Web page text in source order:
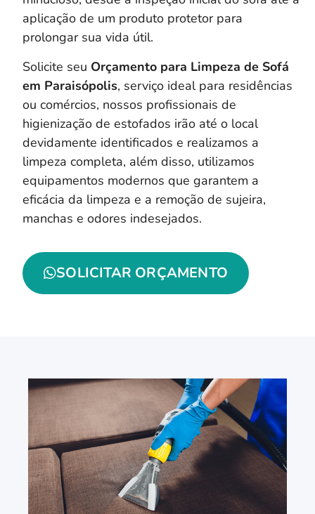
aplicação de um produto protetor para
prolongar sua vida útil.
Solicite seu Orçamento para Limpeza de Sofá
em Paraisópolis, serviço ideal para residências
ou comércios, nossos profissionais de
higienização de estofados irão até o local
devidamente identificados e realizamos a
limpeza completa, além disso, utilizamos
equipamentos modernos que garantem a
eficácia da limpeza e a remoção de sujeira,
manchas e odores indesejados.
SOLICITAR ORÇAMENTO